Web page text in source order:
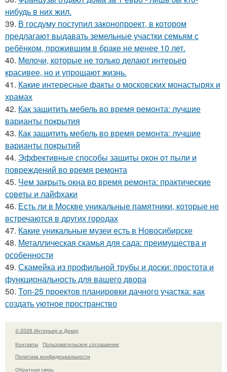
нибудь в них жил.
39. В госдуму поступил законопроект, в котором
предлагают выдавать земельные участки семьям с
ребёнком, прожившим в браке не менее 10 лет.
40. Мелочи, которые не только делают интерьер
красивее, но и упрощают жизнь.
41. Какие интересные факты о московских монастырях и
храмах
42. Как защитить мебель во время ремонта: лучшие
варианты покрытия
43. Как защитить мебель во время ремонта: лучшие
варианты покрытий
44. Эффективные способы защиты окон от пыли и
повреждений во время ремонта
45. Чем закрыть окна во время ремонта: практические
советы и лайфхаки
46. Есть ли в Москве уникальные памятники, которые не
встречаются в других городах
47. Какие уникальные музеи есть в Новосибирске
48. Металлическая скамья для сада: преимущества и
особенности
49. Скамейка из профильной трубы и доски: простота и
функциональность для вашего двора
50. Топ-25 проектов планировки дачного участка: как
создать уютное пространство
© 2026 Интерьер и Декор
Контакты
Пользовательское соглашение
Политика конфидециальности
Обратная связь